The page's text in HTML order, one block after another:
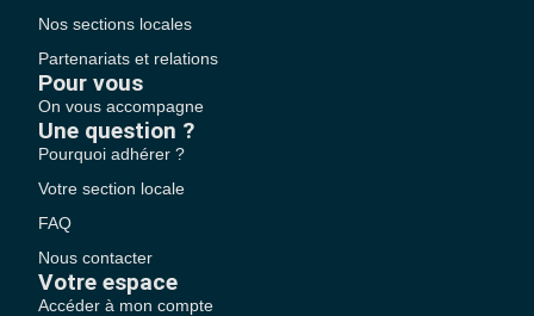
Nos sections locales
Partenariats et relations
Pour vous
On vous accompagne
Une question ?
Pourquoi adhérer ?
Votre section locale
FAQ
Nous contacter
Votre espace
Accéder à mon compte